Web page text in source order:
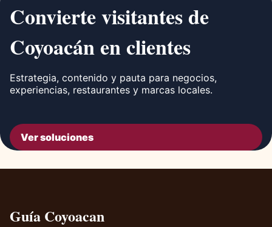
Convierte visitantes de
Coyoacán en clientes
Estrategia, contenido y pauta para negocios,
experiencias, restaurantes y marcas locales.
Ver soluciones
Guía Coyoacan